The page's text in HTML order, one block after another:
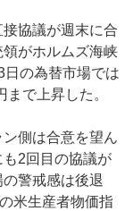
協議が週末に合
がホルムズ海峡
の為替市場では
で上昇した。
側は合意を望ん
2回目の協議が
警戒感は後退
米生産者物価指